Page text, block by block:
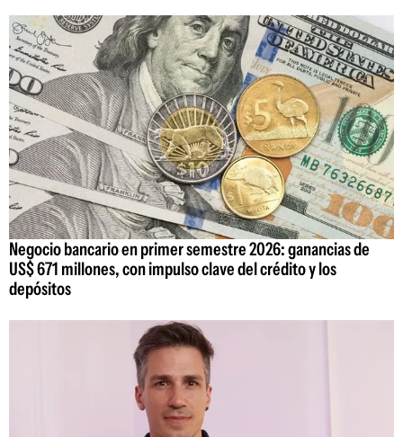
Negocio bancario en primer semestre 2026: ganancias de
US$ 671 millones, con impulso clave del crédito y los
depósitos